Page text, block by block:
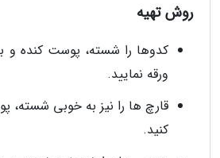
روش تهیه
کدوها را شسته، پوست کنده و
ورقه نمایید.
قارچ ها را نیز به خوبی شسته،
کنید.